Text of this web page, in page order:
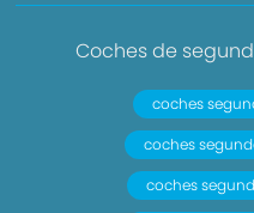
Coches de
coches
coches
coches